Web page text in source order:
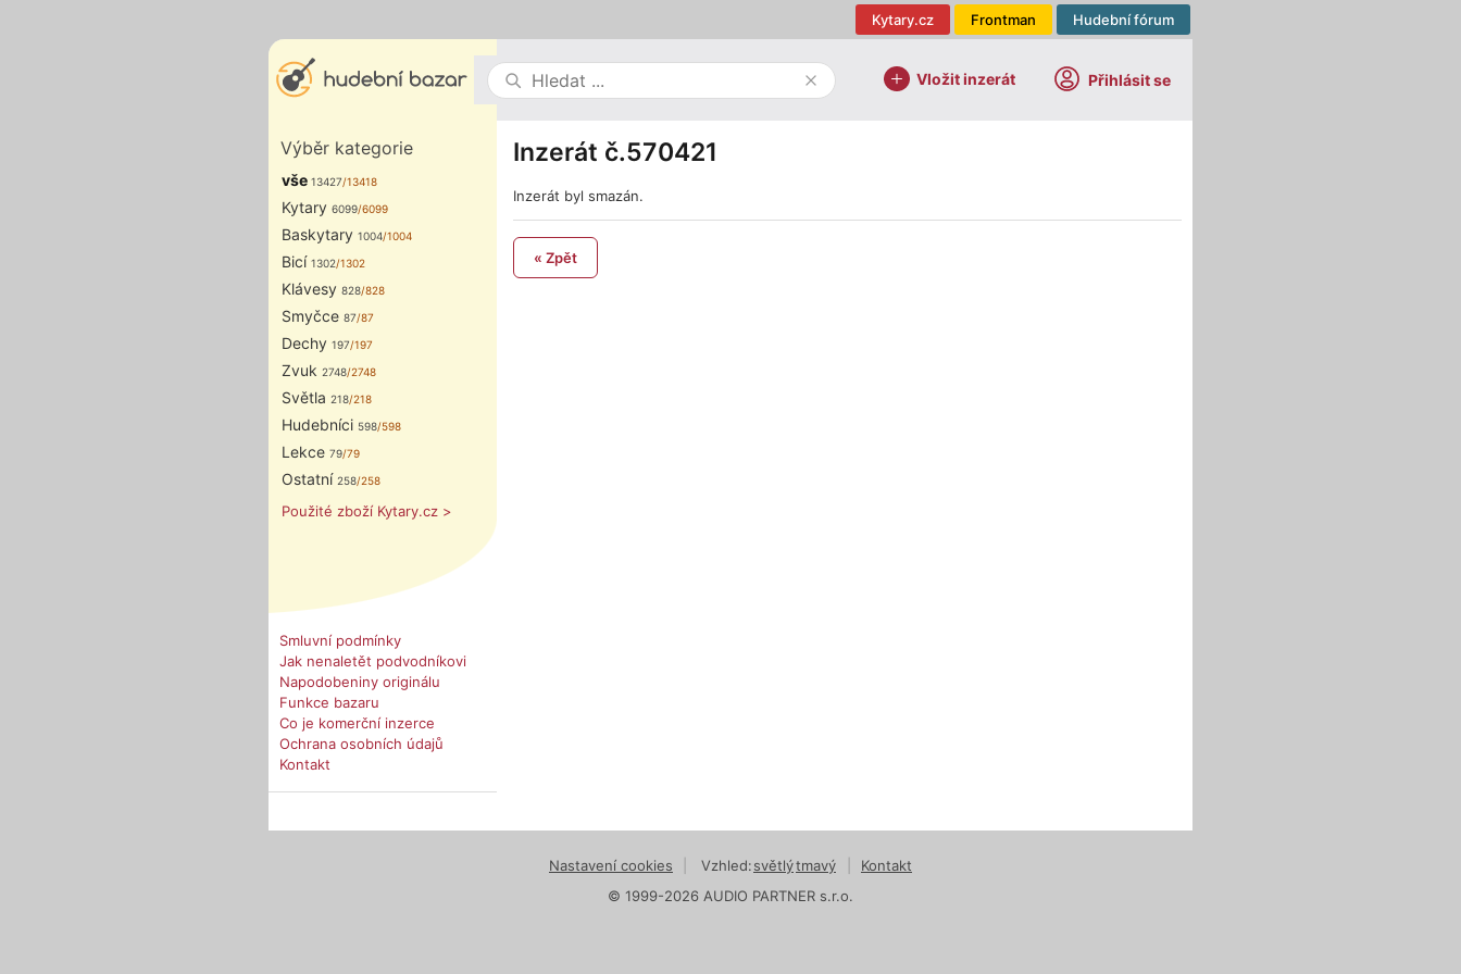
Hudební fórum
Frontman
Kytary.cz
Vložit inzerát Přihlásit se
Výběr kategorie
vše 13427/13418
Kytary 6099/6099
Baskytary 1004/1004
Bicí 1302/1302
Klávesy 828/828
Smyčce 87/87
Dechy 197/197
Zvuk 2748/2748
Světla 218/218
Hudebníci 598/598
Lekce 79/79
Ostatní 258/258
Použité zboží Kytary.cz >
Smluvní podmínky
Jak nenaletět podvodníkovi
Napodobeniny originálu
Funkce bazaru
Co je komerční inzerce
Ochrana osobních údajů
Kontakt
Inzerát č.570421
Inzerát byl smazán.
« Zpět
Nastavení cookies Vzhled:světlýtmavý
Kontakt
© 1999-2026 AUDIO PARTNER s.r.o.